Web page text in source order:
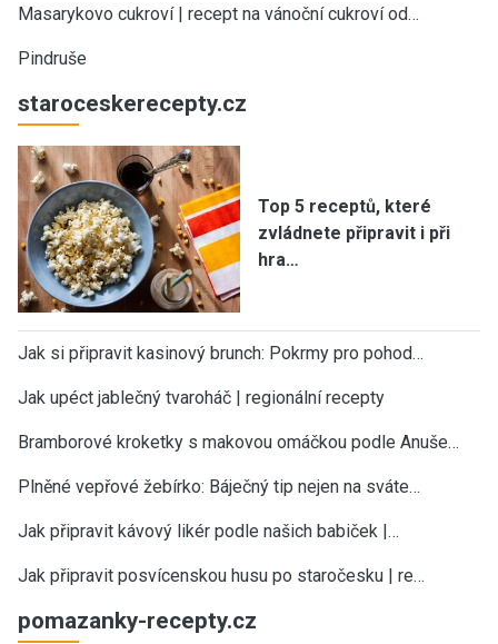
Masarykovo cukroví | recept na vánoční cukroví od…
Pindruše
staroceskerecepty.cz
Top 5 receptů, které
zvládnete připravit i při
hra…
Jak si připravit kasinový brunch: Pokrmy pro pohod…
Jak upéct jablečný tvaroháč | regionální recepty
Bramborové kroketky s makovou omáčkou podle Anuše…
Plněné vepřové žebírko: Báječný tip nejen na sváte…
Jak připravit kávový likér podle našich babiček |…
Jak připravit posvícenskou husu po staročesku | re…
pomazanky-recepty.cz